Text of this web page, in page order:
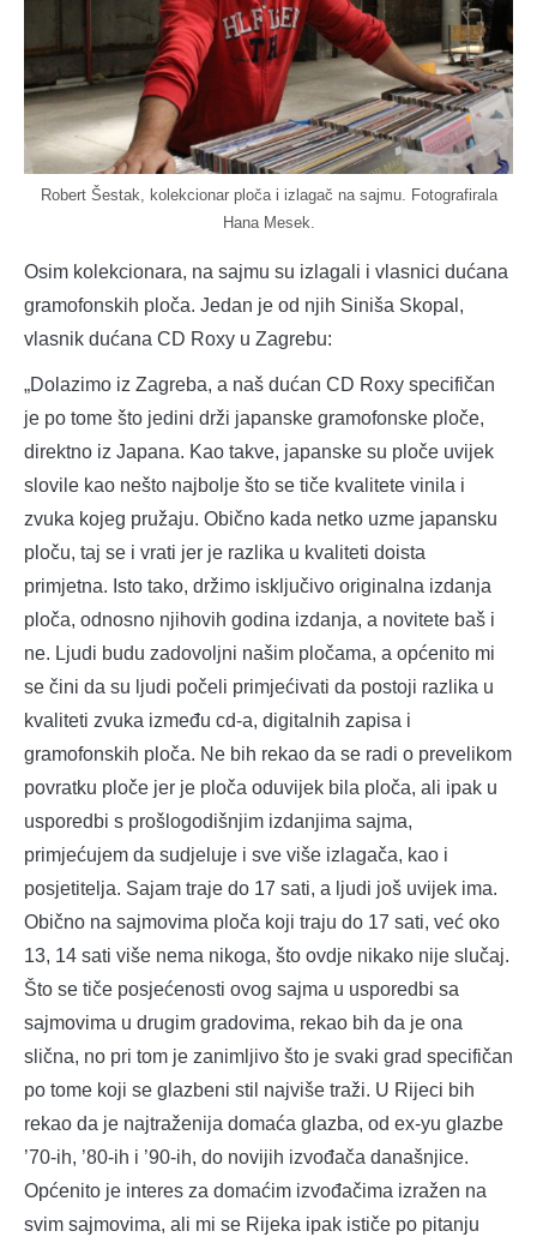
Robert Šestak, kolekcionar ploča i izlagač na sajmu. Fotografirala
Hana Mesek.
Osim kolekcionara, na sajmu su izlagali i vlasnici dućana
gramofonskih ploča. Jedan je od njih Siniša Skopal,
vlasnik dućana CD Roxy u Zagrebu:
„Dolazimo iz Zagreba, a naš dućan CD Roxy specifičan
je po tome što jedini drži japanske gramofonske ploče,
direktno iz Japana. Kao takve, japanske su ploče uvijek
slovile kao nešto najbolje što se tiče kvalitete vinila i
zvuka kojeg pružaju. Obično kada netko uzme japansku
ploču, taj se i vrati jer je razlika u kvaliteti doista
primjetna. Isto tako, držimo isključivo originalna izdanja
ploča, odnosno njihovih godina izdanja, a novitete baš i
ne. Ljudi budu zadovoljni našim pločama, a općenito mi
se čini da su ljudi počeli primjećivati da postoji razlika u
kvaliteti zvuka između cd-a, digitalnih zapisa i
gramofonskih ploča. Ne bih rekao da se radi o prevelikom
povratku ploče jer je ploča oduvijek bila ploča, ali ipak u
usporedbi s prošlogodišnjim izdanjima sajma,
primjećujem da sudjeluje i sve više izlagača, kao i
posjetitelja. Sajam traje do 17 sati, a ljudi još uvijek ima.
Obično na sajmovima ploča koji traju do 17 sati, već oko
13, 14 sati više nema nikoga, što ovdje nikako nije slučaj.
Što se tiče posjećenosti ovog sajma u usporedbi sa
sajmovima u drugim gradovima, rekao bih da je ona
slična, no pri tom je zanimljivo što je svaki grad specifičan
po tome koji se glazbeni stil najviše traži. U Rijeci bih
rekao da je najtraženija domaća glazba, od ex-yu glazbe
’70-ih, ’80-ih i ’90-ih, do novijih izvođača današnjice.
Općenito je interes za domaćim izvođačima izražen na
svim sajmovima, ali mi se Rijeka ipak ističe po pitanju